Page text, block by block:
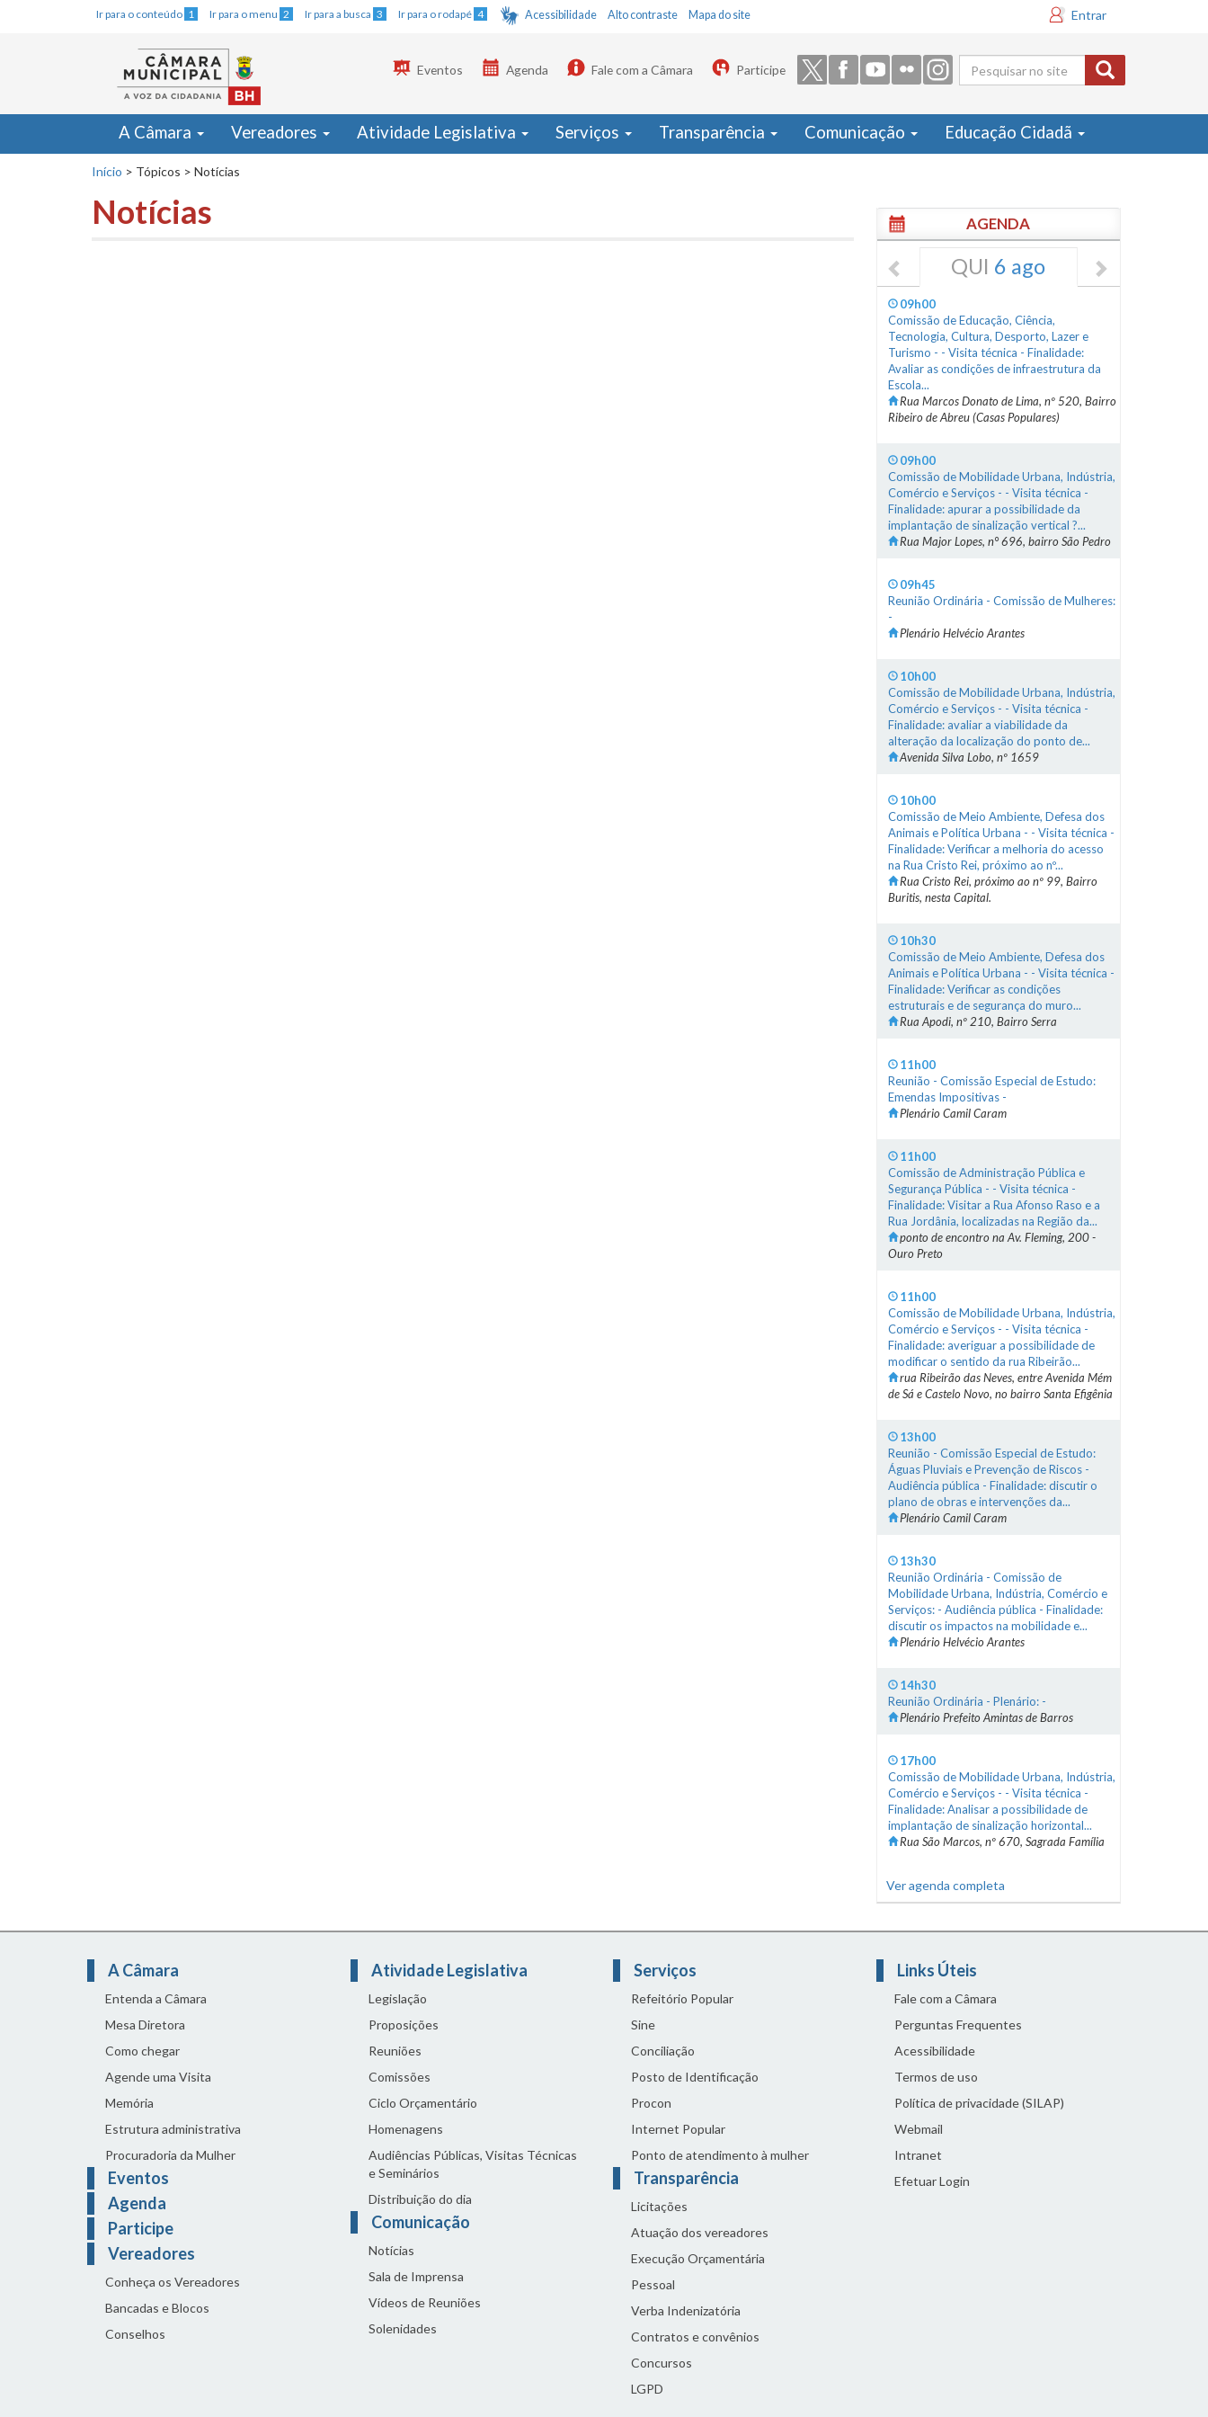
Ir para o conteúdo 1 Ir para o menu 2 Ir para a busca 3 Ir para o rodapé 4 Acessibilidade Alto contraste Mapa do site Entrar
Formulário
de busca
Eventos Agenda Fale com a Câmara Participe
A Câmara Vereadores Atividade Legislativa Serviços Transparência Comunicação Educação Cidadã
Início > Tópicos > Notícias
Notícias AGENDA
QUI 6 ago
09h00
Comissão de Educação, Ciência,
Tecnologia, Cultura, Desporto, Lazer e
Turismo - - Visita técnica - Finalidade:
Avaliar as condições de infraestrutura da
Escola...
Rua Marcos Donato de Lima, nº 520, Bairro
Ribeiro de Abreu (Casas Populares)
09h00
Comissão de Mobilidade Urbana, Indústria,
Comércio e Serviços - - Visita técnica -
Finalidade: apurar a possibilidade da
implantação de sinalização vertical ?...
Rua Major Lopes, n° 696, bairro São Pedro
09h45
Reunião Ordinária - Comissão de Mulheres:
-
Plenário Helvécio Arantes
10h00
Comissão de Mobilidade Urbana, Indústria,
Comércio e Serviços - - Visita técnica -
Finalidade: avaliar a viabilidade da
alteração da localização do ponto de...
Avenida Silva Lobo, nº 1659
10h00
Comissão de Meio Ambiente, Defesa dos
Animais e Política Urbana - - Visita técnica -
Finalidade: Verificar a melhoria do acesso
na Rua Cristo Rei, próximo ao nº...
Rua Cristo Rei, próximo ao nº 99, Bairro
Buritis, nesta Capital.
10h30
Comissão de Meio Ambiente, Defesa dos
Animais e Política Urbana - - Visita técnica -
Finalidade: Verificar as condições
estruturais e de segurança do muro...
Rua Apodi, nº 210, Bairro Serra
11h00
Reunião - Comissão Especial de Estudo:
Emendas Impositivas -
Plenário Camil Caram
11h00
Comissão de Administração Pública e
Segurança Pública - - Visita técnica -
Finalidade: Visitar a Rua Afonso Raso e a
Rua Jordânia, localizadas na Região da...
ponto de encontro na Av. Fleming, 200 -
Ouro Preto
11h00
Comissão de Mobilidade Urbana, Indústria,
Comércio e Serviços - - Visita técnica -
Finalidade: averiguar a possibilidade de
modificar o sentido da rua Ribeirão...
rua Ribeirão das Neves, entre Avenida Mém
de Sá e Castelo Novo, no bairro Santa Efigênia
13h00
Reunião - Comissão Especial de Estudo:
Águas Pluviais e Prevenção de Riscos -
Audiência pública - Finalidade: discutir o
plano de obras e intervenções da...
Plenário Camil Caram
13h30
Reunião Ordinária - Comissão de
Mobilidade Urbana, Indústria, Comércio e
Serviços: - Audiência pública - Finalidade:
discutir os impactos na mobilidade e...
Plenário Helvécio Arantes
14h30
Reunião Ordinária - Plenário: -
Plenário Prefeito Amintas de Barros
17h00
Comissão de Mobilidade Urbana, Indústria,
Comércio e Serviços - - Visita técnica -
Finalidade: Analisar a possibilidade de
implantação de sinalização horizontal...
Rua São Marcos, nº 670, Sagrada Família
Ver agenda completa
A Câmara
Entenda a Câmara
Mesa Diretora
Como chegar
Agende uma Visita
Memória
Estrutura administrativa
Procuradoria da Mulher
Eventos
Agenda
Participe
Vereadores
Conheça os Vereadores
Bancadas e Blocos
Conselhos
Atividade Legislativa
Legislação
Proposições
Reuniões
Comissões
Ciclo Orçamentário
Homenagens
Audiências Públicas, Visitas Técnicas
e Seminários
Distribuição do dia
Comunicação
Notícias
Sala de Imprensa
Vídeos de Reuniões
Solenidades
Serviços
Refeitório Popular
Sine
Conciliação
Posto de Identificação
Procon
Internet Popular
Ponto de atendimento à mulher
Transparência
Licitações
Atuação dos vereadores
Execução Orçamentária
Pessoal
Verba Indenizatória
Contratos e convênios
Concursos
LGPD
Links Úteis
Fale com a Câmara
Perguntas Frequentes
Acessibilidade
Termos de uso
Política de privacidade (SILAP)
Webmail
Intranet
Efetuar Login